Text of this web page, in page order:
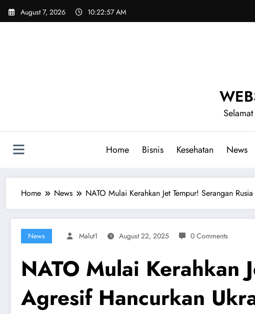
Skip
August 7, 2026 10:22:58 AM
Home Bisnis Kesehatan News
Home News NATO Mulai Kerahkan Jet Tempur! Serangan
News Malut1 August 22, 2025 0 Comments
NATO Mulai Kerahkan
Agresif Hancurkan